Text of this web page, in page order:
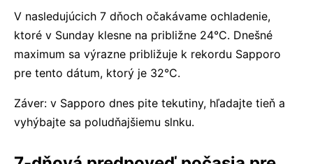
V nasledujúcich 7 dňoch očakávame ochladenie,
ktoré v Sunday klesne na približne 24°C. Dnešné
maximum sa výrazne približuje k rekordu Sapporo
pre tento dátum, ktorý je 32°C.
Záver: v Sapporo dnes pite tekutiny, hľadajte tieň a
vyhýbajte sa poludňajšiemu slnku.